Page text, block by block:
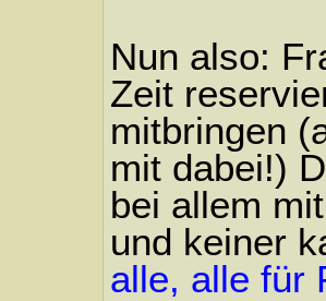
Nun also:
Zeit
mitbringen
mit dabei!)
bei allem
und keiner
alle, alle für